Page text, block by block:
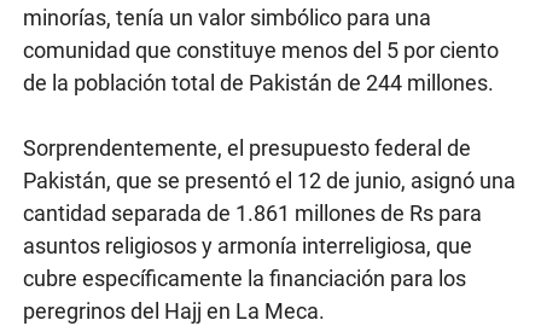
minorías, tenía un valor simbólico para una
comunidad que constituye menos del 5 por ciento
de la población total de Pakistán de 244 millones.
Sorprendentemente, el presupuesto federal de
Pakistán, que se presentó el 12 de junio, asignó una
cantidad separada de 1.861 millones de Rs para
asuntos religiosos y armonía interreligiosa, que
cubre específicamente la financiación para los
peregrinos del Hajj en La Meca.